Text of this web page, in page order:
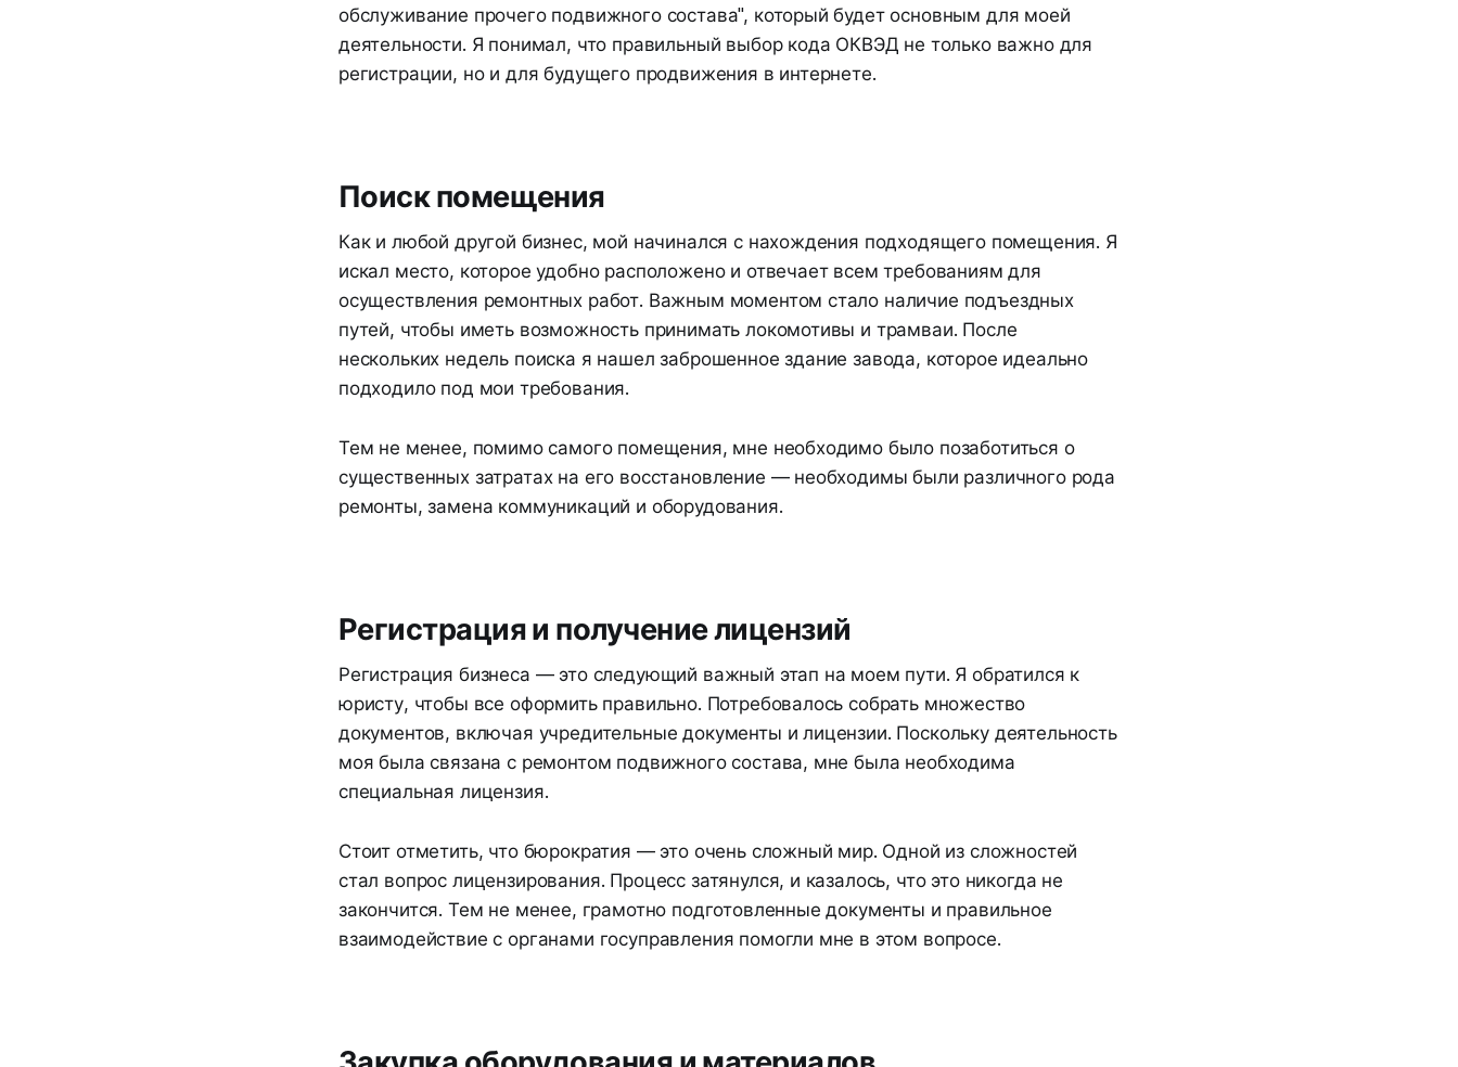
обслуживание прочего подвижного состава", который будет основным для моей
деятельности. Я понимал, что правильный выбор кода ОКВЭД не только важно для
регистрации, но и для будущего продвижения в интернете.
Поиск помещения
Как и любой другой бизнес, мой начинался с нахождения подходящего помещения. Я
искал место, которое удобно расположено и отвечает всем требованиям для
осуществления ремонтных работ. Важным моментом стало наличие подъездных
путей, чтобы иметь возможность принимать локомотивы и трамваи. После
нескольких недель поиска я нашел заброшенное здание завода, которое идеально
подходило под мои требования.
Тем не менее, помимо самого помещения, мне необходимо было позаботиться о
существенных затратах на его восстановление — необходимы были различного рода
ремонты, замена коммуникаций и оборудования.
Регистрация и получение лицензий
Регистрация бизнеса — это следующий важный этап на моем пути. Я обратился к
юристу, чтобы все оформить правильно. Потребовалось собрать множество
документов, включая учредительные документы и лицензии. Поскольку деятельность
моя была связана с ремонтом подвижного состава, мне была необходима
специальная лицензия.
Стоит отметить, что бюрократия — это очень сложный мир. Одной из сложностей
стал вопрос лицензирования. Процесс затянулся, и казалось, что это никогда не
закончится. Тем не менее, грамотно подготовленные документы и правильное
взаимодействие с органами госуправления помогли мне в этом вопросе.